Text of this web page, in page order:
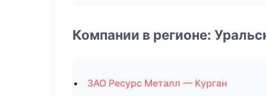
Компании в регионе:
ЗАО Ресурс Металл — Курган